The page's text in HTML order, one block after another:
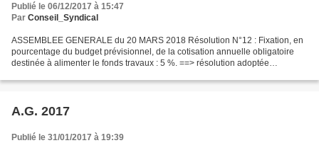
Publié le 06/12/2017 à 15:47
Par Conseil_Syndical
ASSEMBLEE GENERALE du 20 MARS 2018 Résolution N°12 : Fixation, en
pourcentage du budget prévisionnel, de la cotisation annuelle obligatoire
destinée à alimenter le fonds travaux : 5 %. ==> résolution adoptée
A.G. 2017
Publié le 31/01/2017 à 19:39